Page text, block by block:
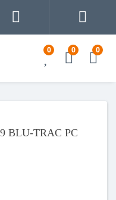
0 0 0
BLU-TRAC PC